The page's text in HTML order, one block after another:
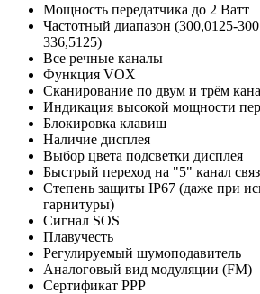
Мощность передатчика до 2 Ватт
Частотный диапазон (300,0125-
336,5125)
Все речные каналы
Функция VOX
Сканирование по двум и трём
Индикация высокой мощности
Блокировка клавиш
Наличие дисплея
Выбор цвета подсветки дисплея
Быстрый переход на "5" канал
Степень защиты IР67 (даже при
гарнитуры)
Сигнал SOS
Плавучесть
Регулируемый шумоподавитель
Аналоговый вид модуляции (FM)
Сертификат РРР